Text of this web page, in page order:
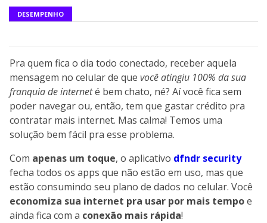
DESEMPENHO
Pra quem fica o dia todo conectado, receber aquela
mensagem no celular de que você atingiu 100% da sua
franquia de interneté bem chato, né? Aí você fica sem
poder navegar ou, então, tem que gastar crédito pra
contratar mais internet. Mas calma! Temos uma
solução bem fácil pra esse problema.
Com apenas um toque, o aplicativo dfndr security
fecha todos os apps que não estão em uso, mas que
estão consumindo seu plano de dados no celular. Você
economiza sua internet pra usar por mais tempoe
ainda fica com a conexão mais rápida!